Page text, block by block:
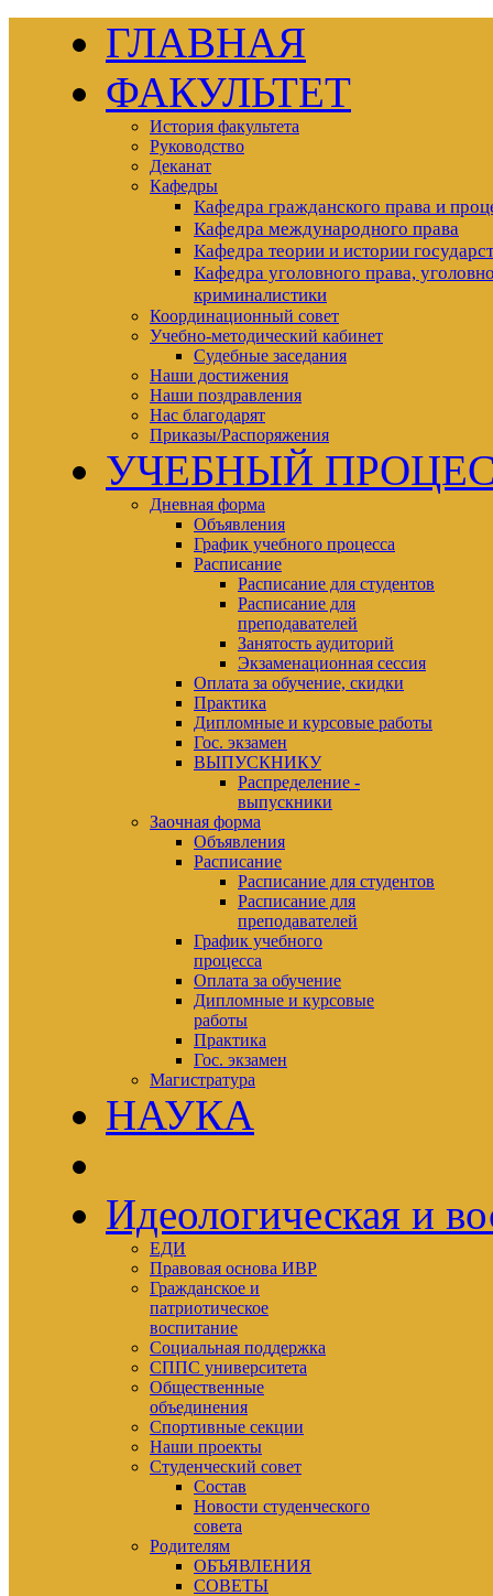
ГЛАВНАЯ
ФАКУЛЬТЕТ
История факультета
Руководство
Деканат
Кафедры
Кафедра гражданского права и
Кафедра международного права
Кафедра теории и истории
Кафедра уголовного права,
криминалистики
Координационный совет
Учебно-методический кабинет
Судебные заседания
Наши достижения
Наши поздравления
Нас благодарят
Приказы/Распоряжения
УЧЕБНЫЙ
Дневная форма
Объявления
График учебного процесса
Расписание
Расписание для студентов
Расписание для
преподавателей
Занятость аудиторий
Экзаменационная сессия
Оплата за обучение, скидки
Практика
Дипломные и курсовые работы
Гос. экзамен
ВЫПУСКНИКУ
Распределение -
выпускники
Заочная форма
Объявления
Расписание
Расписание для студентов
Расписание для
преподавателей
График учебного
процесса
Оплата за обучение
Дипломные и курсовые
работы
Практика
Гос. экзамен
Магистратура
НАУКА
Идеологическая и
ЕДИ
Правовая основа ИВР
Гражданское и
патриотическое
воспитание
Социальная поддержка
СППС университета
Общественные
объединения
Спортивные секции
Наши проекты
Студенческий совет
Состав
Новости студенческого
совета
Родителям
ОБЪЯВЛЕНИЯ
СОВЕТЫ